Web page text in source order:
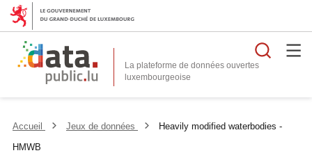
La plateforme de données ouvertes
Accueil Jeux de données
Heavily modified waterbodies -
HMWB